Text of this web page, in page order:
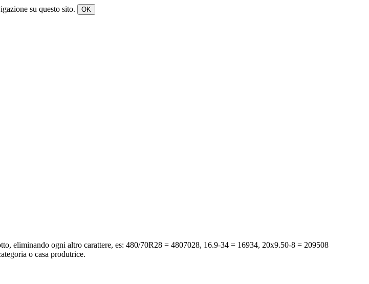
su questo sito.
eliminando ogni altro carattere, es: 480/70R28 = 4807028, 16.9-34 = 16934, 20x9.50-8 = 209508
o casa produtrice.